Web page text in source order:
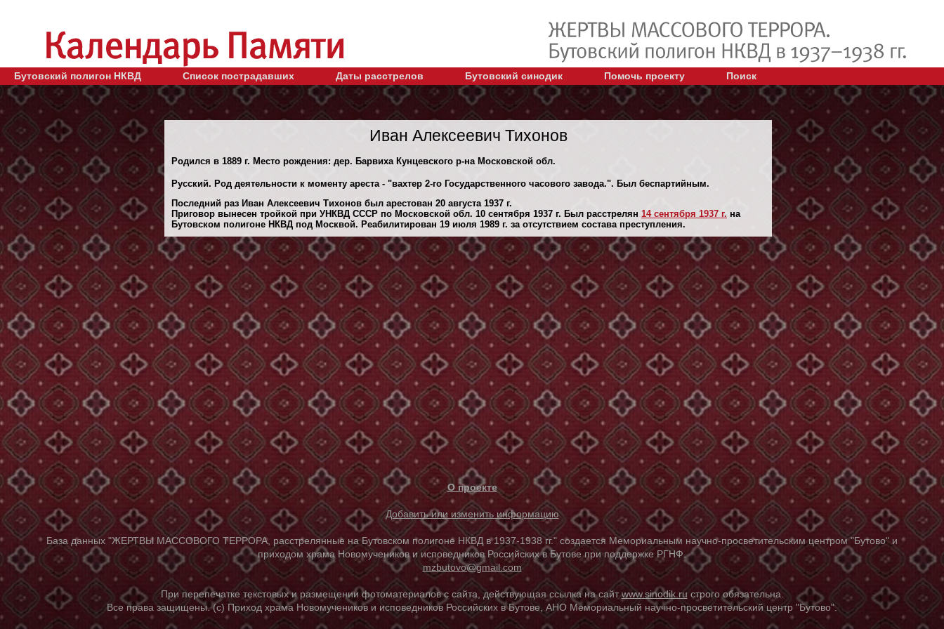
Бутовский полигон НКВД Список пострадавших Даты расстрелов Бутовский синодик Помочь проекту Поиск
Иван Алексеевич Тихонов
Родился в 1889 г. Место рождения: дер. Барвиха Кунцевского р-на Московской обл.
Русский. Род деятельности к моменту ареста - "вахтер 2-го Государственного часового завода.". Был беспартийным.
Последний раз Иван Алексеевич Тихонов был арестован 20 августа 1937 г.
Приговор вынесен тройкой при УНКВД СССР по Московской обл. 10 сентября 1937 г. Был расстрелян 14 сентября 1937 г. на
Бутовском полигоне НКВД под Москвой. Реабилитирован 19 июля 1989 г. за отсутствием состава преступления.
О проекте
Добавить или изменить информацию
База данных "ЖЕРТВЫ МАССОВОГО ТЕРРОРА, расстрелянные на Бутовском полигоне НКВД в 1937-1938 гг." создается Мемориальным научно-просветительским центром "Бутово" и
приходом храма Новомучеников и исповедников Российских в Бутове при поддержке РГНФ.
mzbutovo@gmail.com
При перепечатке текстовых и размещении фотоматериалов с сайта, действующая ссылка на сайтwww.sinodik.ru строго обязательна.
Все права защищены. (с) Приход храма Новомучеников и исповедников Российских в Бутове, АНО Мемориальный научно-просветительский центр "Бутово".